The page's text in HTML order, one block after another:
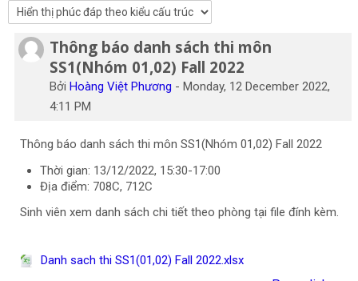
học
Thông báo danh sách thi môn
SS1(Nhóm 01,02) Fall 2022
Bởi Hoàng Việt Phương - Monday, 12 December 2022,
4:11 PM
Số lượng các câu trả lời: 0
Thông báo danh sách thi môn SS1(Nhóm 01,02) Fall 2022
Thời gian: 13/12/2022, 15:30-17:00
Địa điểm: 708C, 712C
Sinh viên xem danh sách chi tiết theo phòng tại file đính kèm.
Danh sach thi SS1(01,02) Fall 2022.xlsx